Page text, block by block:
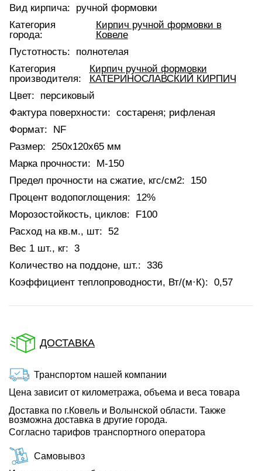
Вид кирпича:
ручной формовки
Категория
города:
Кирпич ручной формовки в
Ковеле
Пустотность:
полнотелая
Категория
производителя:
Кирпич ручной формовки
КАТЕРИНОСЛАВСКИЙ КИРПИЧ
Цвет:
персиковый
Фактура поверхности: состареня; рифленая
Формат:
NF
Размер: 250х120х65 мм
Марка прочности:
М-150
Предел прочности на сжатие, кгс/см2:
150
Процент водопоглощения:
12%
Морозостойкость, циклов:
F100
Расход на кв.м., шт:
52
Вес 1 шт., кг: 3
Количество на поддоне, шт.: 336
Коэффициент теплопроводности, Вт/(м·К): 0,57
ДОСТАВКА
Транспортом нашей компании
Цена зависит от километража, объема и веса товара
Доставка по г.Ковель и Волынской области. Также
возможна доставка в другие города.
Согласно тарифов транспортного оператора
Самовывоз